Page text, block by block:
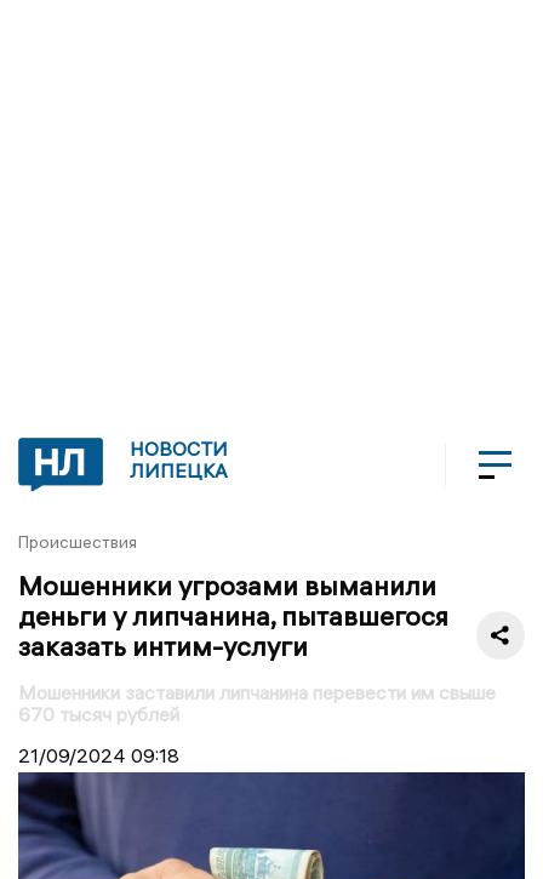
НОВОСТИ
ЛИПЕЦКА
Происшествия
Мошенники угрозами выманили
деньги у липчанина, пытавшегося
заказать интим-услуги
Мошенники заставили липчанина перевести им свыше
670 тысяч рублей
21/09/2024 09:18